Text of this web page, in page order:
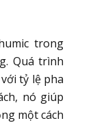
trong
Quá trình
tỷ lệ pha
nó giúp
một cách